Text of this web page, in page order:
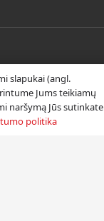
slapukai (angl.
Jums teikiamų
naršymą Jūs sutinkate
politika